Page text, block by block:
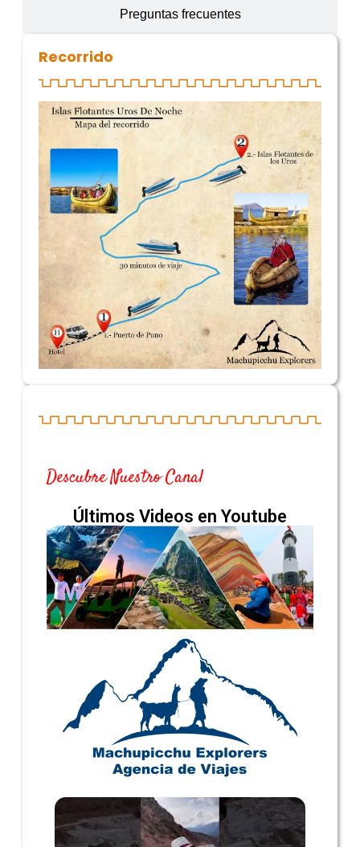
Preguntas frecuentes
Recorrido
Descubre Nuestro Canal
Últimos Videos en Youtube